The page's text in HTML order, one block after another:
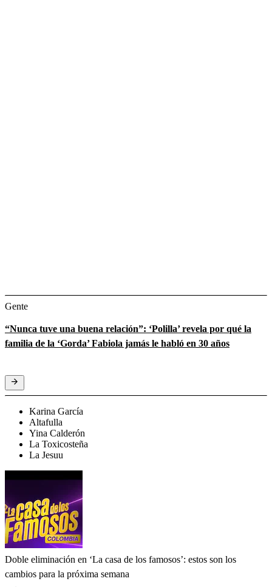
Gente
“Nunca tuve una buena relación”: ‘Polilla’ revela por qué la
familia de la ‘Gorda’ Fabiola jamás le habló en 30 años
Karina García
Altafulla
Yina Calderón
La Toxicosteña
La Jesuu
Doble eliminación en ‘La casa de los famosos’: estos son los
cambios para la próxima semana